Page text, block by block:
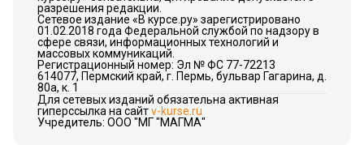
разрешения редакции.
Сетевое издание «В курсе.ру» зарегистрировано
01.02.2018 года Федеральной службой по надзору в
сфере связи, информационных технологий и
массовых коммуникаций.
Регистрационный номер: Эл № ФС 77-72213
614077, Пермский край, г. Пермь, бульвар Гагарина, д.
80а, к. 1
Для сетевых изданий обязательна активная
гиперссылка на сайтv-kurse.ru
Учредитель: ООО "МГ "МАГМА"